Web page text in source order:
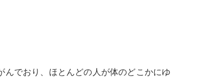
でおり、ほとんどの人が体のどこかにゆ